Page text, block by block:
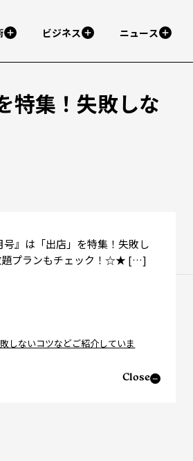
ビジネス ニュース
特集！失敗しな
』は「出店」を特集！失敗し
題プランもチェック！☆★ […]
Close
しないコツなどご紹介していま